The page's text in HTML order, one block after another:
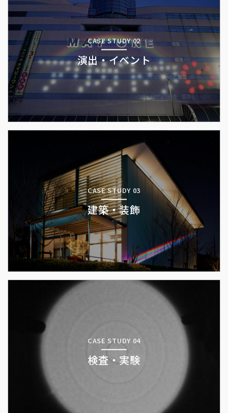
CASE STUDY 02
演出・イベント
CASE STUDY 03
建築・装飾
CASE STUDY 04
検査・実験